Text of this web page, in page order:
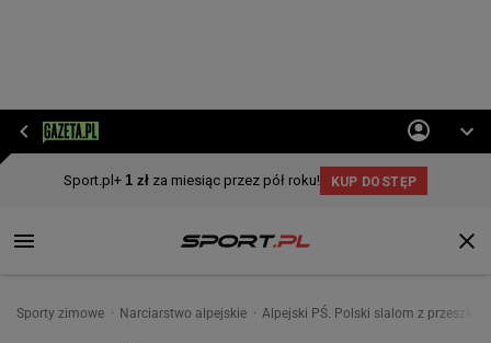
Sporty zimowe Narciarstwo alpejskie Alpejski PŚ. Polski slalom z